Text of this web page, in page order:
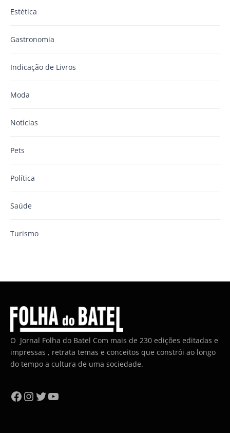
Estética
Gastronomia
Indicação de Livros
Moda
Notícias
Pets
Política
Saúde
Turismo
O Jornal Folha do Batel Com mais de 230 edições editadas e
impressas , retrata temas e conceitos que constrói ao longo
do tempo a cultura de uma sociedade.
Facebook
Instagram
Twitter
YouTube